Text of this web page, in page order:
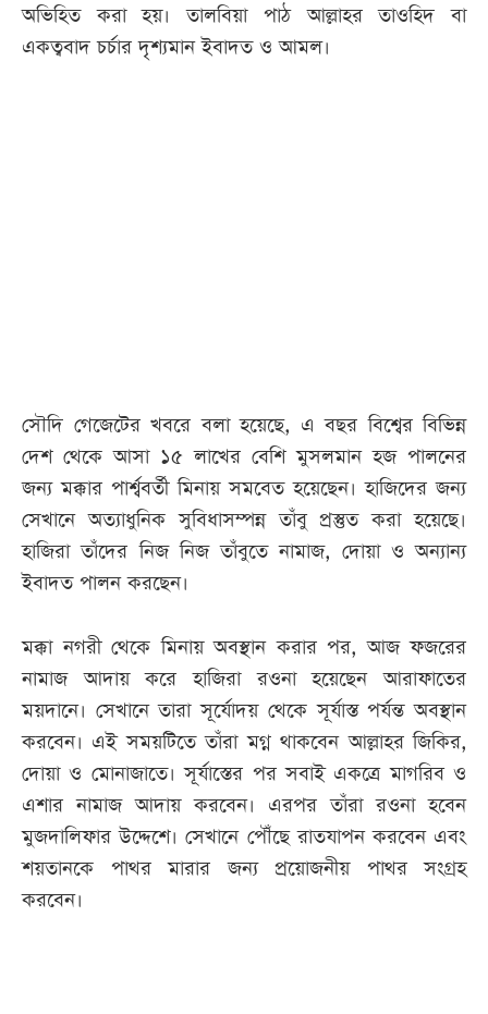
আর্কাইভ
অভিহিত করা হয়। তালবিয়া পাঠ আল্লাহর তাওহিদ বা
একত্ববাদ চর্চার দৃশ্যমান ইবাদত ও আমল।
সৌদি গেজেটের খবরে বলা হয়েছে, এ বছর বিশ্বের বিভিন্ন
দেশ থেকে আসা ১৫ লাখের বেশি মুসলমান হজ পালনের
জন্য মক্কার পার্শ্ববর্তী মিনায় সমবেত হয়েছেন। হাজিদের জন্য
সেখানে অত্যাধুনিক সুবিধাসম্পন্ন তাঁবু প্রস্তুত করা হয়েছে।
হাজিরা তাঁদের নিজ নিজ তাঁবুতে নামাজ, দোয়া ও অন্যান্য
ইবাদত পালন করছেন।
মক্কা নগরী থেকে মিনায় অবস্থান করার পর, আজ ফজরের
নামাজ আদায় করে হাজিরা রওনা হয়েছেন আরাফাতের
ময়দানে। সেখানে তারা সূর্যোদয় থেকে সূর্যাস্ত পর্যন্ত অবস্থান
করবেন। এই সময়টিতে তাঁরা মগ্ন থাকবেন আল্লাহর জিকির,
দোয়া ও মোনাজাতে। সূর্যাস্তের পর সবাই একত্রে মাগরিব ও
এশার নামাজ আদায় করবেন। এরপর তাঁরা রওনা হবেন
মুজদালিফার উদ্দেশে। সেখানে পৌঁছে রাতযাপন করবেন এবং
শয়তানকে পাথর মারার জন্য প্রয়োজনীয় পাথর সংগ্রহ
করবেন।